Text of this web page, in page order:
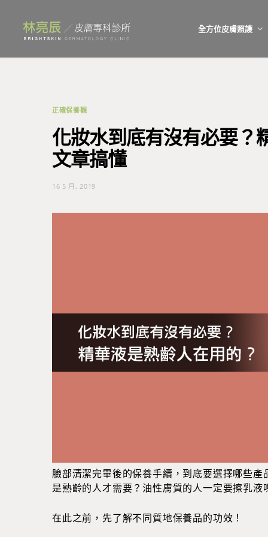
全方位皮膚照護
正確保養觀
化妝水到底有沒有必要？
文章搞懂
16 5 月, 2019
臉部清潔完畢後的保養手續，到底要選擇哪些
是熟齡的人才需要？油性膚質的人一定要擦乳
在此之前，先了解不同質地保養品的功效！